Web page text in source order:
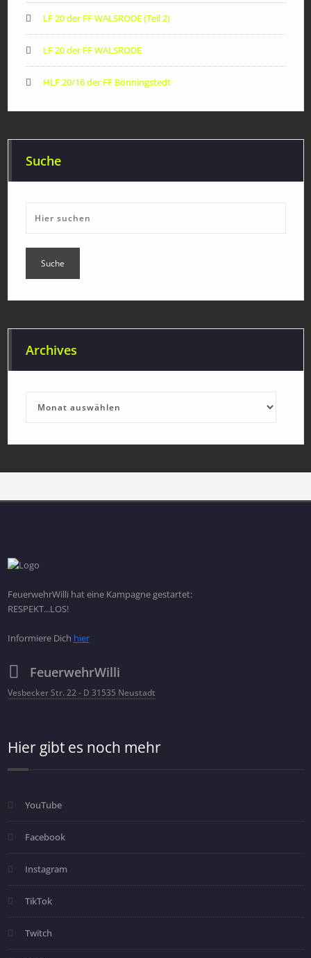
LF 20 der FF WALSRODE (Teil 2)
LF 20 der FF WALSRODE
HLF 20/16 der FF Bönningstedt
Suche
Archives
FeuerwehrWilli hat eine Kampagne gestartet:
RESPEKT...LOS!
Informiere Dich hier
FeuerwehrWilli
Vesbecker Str. 22 - D 31535 Neustadt
Hier gibt es noch mehr
YouTube
Facebook
Instagram
TikTok
Twitch